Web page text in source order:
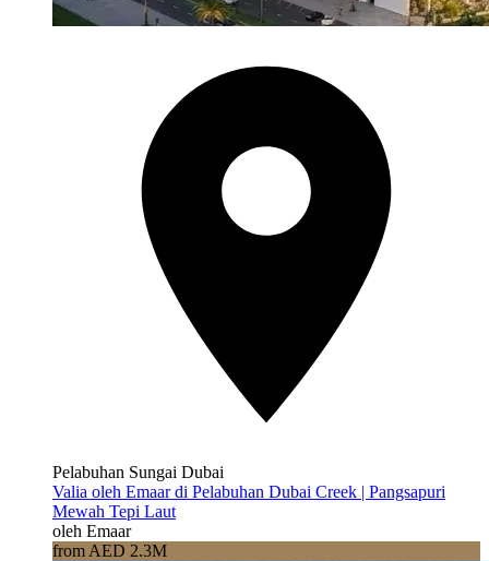
Pelabuhan Sungai Dubai
Valia oleh Emaar di Pelabuhan Dubai Creek | Pangsapuri
Mewah Tepi Laut
oleh Emaar
from AED 2.3M